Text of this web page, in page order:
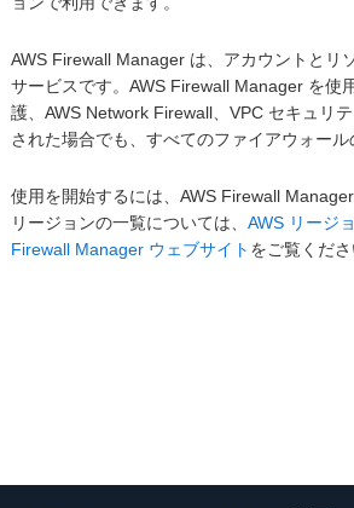
AWS Firewall Manager は、アカウントとリ
サービスです。AWS Firewall Manager を使
護、AWS Network Firewall、VPC セキュリ
された場合でも、すべてのファイアウォー
使用を開始するには、AWS Firewall
リージョンの一覧については、 AWS リージ
Firewall Manager ウェブサイト をご覧くださ